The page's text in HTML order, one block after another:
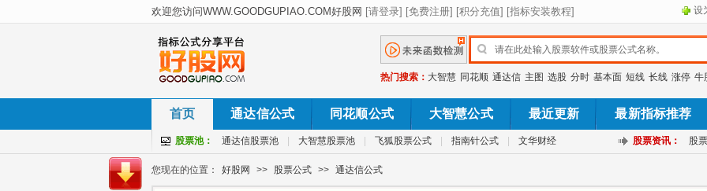
设
热门搜索： 大智慧 同花顺 通达信 主图 选股 分时 基本面 短线 长线 涨停 牛
首页 通达信公式 同花顺公式 大智慧公式 最近更新 最新指标推荐
股票池： 通达信股票池 大智慧股票池 飞狐股票公式 指南针公式 文华财经 股票资讯： 股
您现在的位置： 好股网 >> 股票公式 >> 通达信公式